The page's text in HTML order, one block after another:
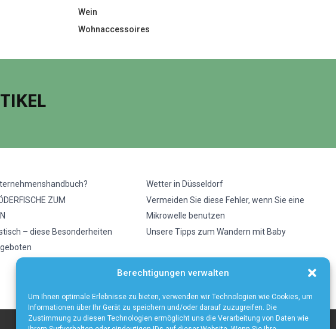
Berechtigungen verwalten
Um Ihnen optimale Erlebnisse zu bieten, verwenden wir Technologien wie Cookies, um
Informationen über Ihr Gerät zu speichern und/oder darauf zuzugreifen. Die
Zustimmung zu diesen Technologien ermöglicht uns die Verarbeitung von Daten wie
Wein
Wohnaccessoires
ZUM
– diese Besonderheiten
Wetter in Düsseldorf
Vermeiden Sie diese Fehler, wenn Sie eine
Mikrowelle benutzen
Unsere Tipps zum Wandern mit Baby